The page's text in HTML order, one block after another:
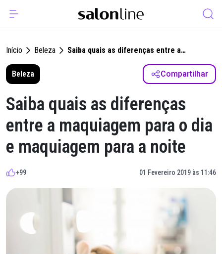
Início Beleza
Saiba quais as diferenças entre a
maquiagem para o dia e maquiagem para a
Beleza Compartilhar
Saiba quais as diferenças
entre a maquiagem para o dia
e maquiagem para a noite
+99 01 Fevereiro 2019 às 11:46